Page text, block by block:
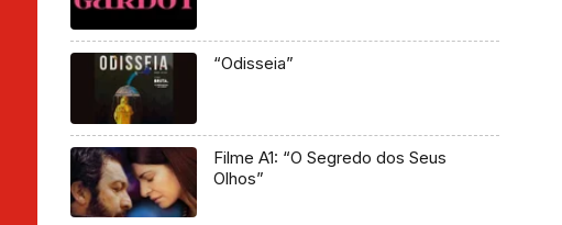
“Odisseia”
Filme A1: “O Segredo dos Seus
Olhos”